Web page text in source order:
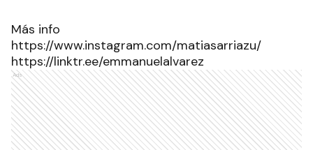
Más info
https://www.instagram.com/matiasarriazu/
https://linktr.ee/emmanuelalvarez
Ads